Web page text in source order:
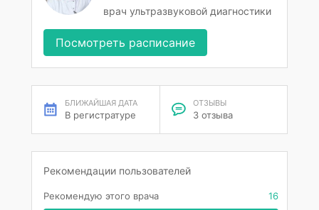
врач ультразвуковой диагностики
Посмотреть расписание
БЛИЖАЙШАЯ ДАТА
В регистратуре
ОТЗЫВЫ
3 отзыва
Рекомендации пользователей
Рекомендую этого врача 16